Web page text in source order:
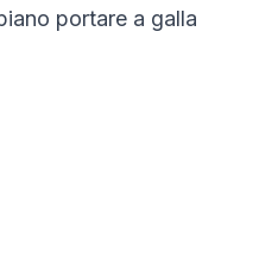
portare a galla